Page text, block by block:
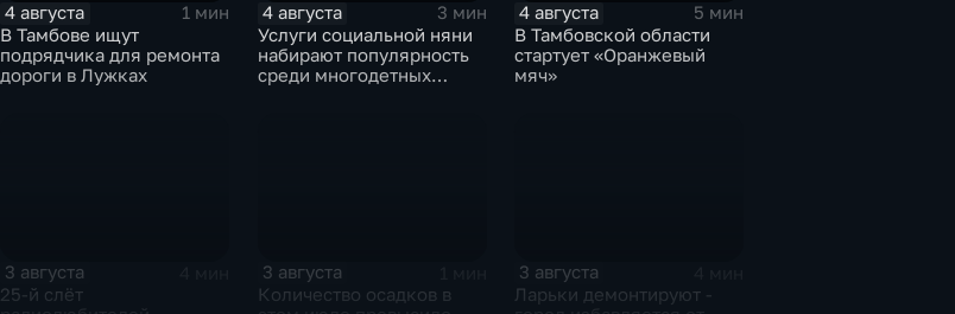
4 августа
1 мин
В Тамбове ищут
подрядчика для ремонта
дороги в Лужках
4 августа
3 мин
Услуги социальной няни
набирают популярность
среди многодетных
4 августа
5 мин
В Тамбовской области
стартует «Оранжевый
мяч»
3 августа
25-й слёт
3 августа
Количество осадков в
3 августа
Ларьки демонтируют -